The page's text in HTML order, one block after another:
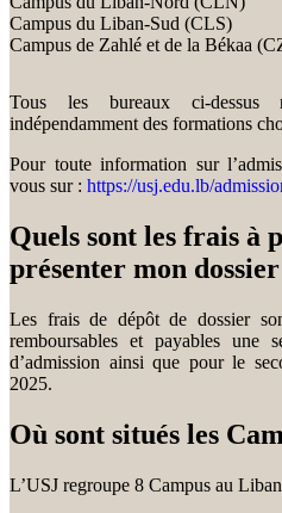
Campus du Liban-Sud (CLS)
Campus de Zahlé et de la Békaa
Tous les bureaux ci-dessus
indépendamment des formations
Pour toute information sur
vous sur : https://usj.edu.lb/
Quels sont les frais à
présenter mon
Les frais de dépôt de dossier
remboursables et payables une
d’admission ainsi que pour le
2025.
Où sont situés les
L’USJ regroupe 8 Campus au